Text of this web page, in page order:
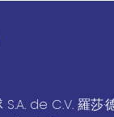
de C.V. 羅莎·